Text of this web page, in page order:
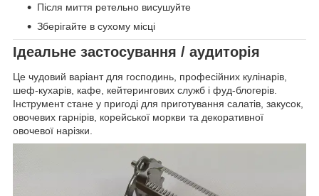
Після миття ретельно висушуйте
Зберігайте в сухому місці
Ідеальне застосування / аудиторія
Це чудовий варіант для господинь, професійних кулінарів,
шеф-кухарів, кафе, кейтерингових служб і фуд-блогерів.
Інструмент стане у пригоді для приготування салатів, закусок,
овочевих гарнірів, корейської моркви та декоративної
овочевої нарізки.